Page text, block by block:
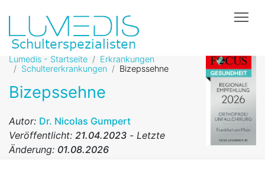
Lumedis - Startseite
Erkrankungen
Schultererkrankungen
Bizepssehne
Bizepssehne
Autor: Dr. Nicolas Gumpert
Veröffentlicht: 21.04.2023 - Letzte
Änderung: 01.08.2026